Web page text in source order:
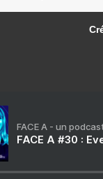
FACE A - un
FACE A #30 :